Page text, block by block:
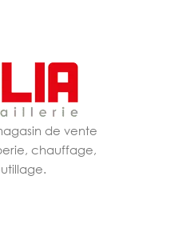
de vente
chauffage,